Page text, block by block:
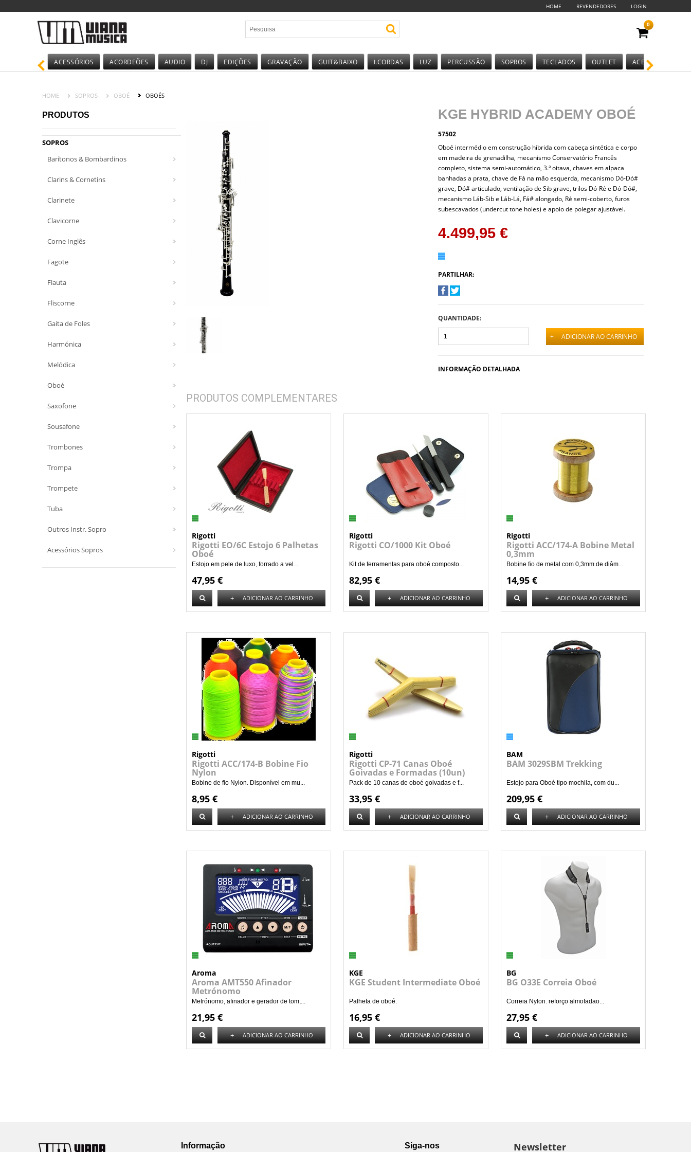
HOME REVENDEDORES LOGIN
0
ACESSÓRIOS ACORDEÕES AUDIO DJ EDIÇÕES GRAVAÇÃO GUIT&BAIXO I.CORDAS LUZ PERCUSSÃO SOPROS TECLADOS OUTLET ACESSÓRIOS
HOME SOPROS OBOÉ OBOÉS
PRODUTOS
SOPROS
Barítonos & Bombardinos
Clarins & Cornetins
Clarinete
Clavicorne
Corne Inglês
Fagote
Flauta
Fliscorne
Gaita de Foles
Harmónica
Melódica
Oboé
Saxofone
Sousafone
Trombones
Trompa
Trompete
Tuba
Outros Instr. Sopro
Acessórios Sopros
KGE HYBRID ACADEMY OBOÉ
57502
Oboé intermédio em construção híbrida com cabeça sintética e corpo
em madeira de grenadilha, mecanismo Conservatório Francês
completo, sistema semi-automático, 3.ª oitava, chaves em alpaca
banhadas a prata, chave de Fá na mão esquerda, mecanismo Dó-Dó#
grave, Dó# articulado, ventilação de Sib grave, trilos Dó-Ré e Dó-Dó#,
mecanismo Láb-Sib e Láb-Lá, Fá# alongado, Ré semi-coberto, furos
subescavados (undercut tone holes) e apoio de polegar ajustável.
4.499,95 €
PARTILHAR:
QUANTIDADE:
+ ADICIONAR AO CARRINHO
INFORMAÇÃO DETALHADA
PRODUTOS COMPLEMENTARES
Rigotti
Rigotti EO/6C Estojo 6 Palhetas
Oboé
Estojo em pele de luxo, forrado a vel...
47,95 €
+ ADICIONAR AO CARRINHO
Rigotti
Rigotti CO/1000 Kit Oboé
Kit de ferramentas para oboé composto...
82,95 €
+ ADICIONAR AO CARRINHO
Rigotti
Rigotti ACC/174-A Bobine Metal
0,3mm
Bobine fio de metal com 0,3mm de diâm...
14,95 €
+ ADICIONAR AO CARRINHO
Rigotti
Rigotti ACC/174-B Bobine Fio
Nylon
Bobine de fio Nylon. Disponível em mu...
8,95 €
+ ADICIONAR AO CARRINHO
Rigotti
Rigotti CP-71 Canas Oboé
Goivadas e Formadas (10un)
Pack de 10 canas de oboé goivadas e f...
33,95 €
+ ADICIONAR AO CARRINHO
BAM
BAM 3029SBM Trekking
Estojo para Oboé tipo mochila, com du...
209,95 €
+ ADICIONAR AO CARRINHO
Aroma
Aroma AMT550 Afinador
Metrónomo
Metrónomo, afinador e gerador de tom,...
21,95 €
+ ADICIONAR AO CARRINHO
KGE
KGE Student Intermediate Oboé
Palheta de oboé.
16,95 €
+ ADICIONAR AO CARRINHO
BG
BG O33E Correia Oboé
Correia Nylon. reforço almofadao...
27,95 €
+ ADICIONAR AO CARRINHO
Informação Siga-nos Newsletter